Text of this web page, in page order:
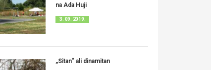
na Ada Huji
3. 09. 2019.
„Sitan“ ali dinamitan